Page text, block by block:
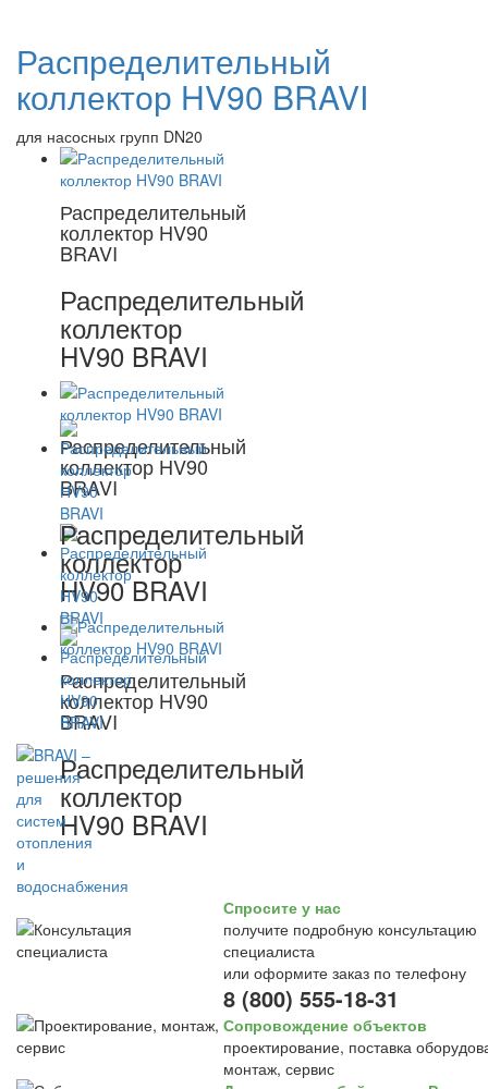
Распределительный
коллектор HV90 BRAVI
для насосных групп DN20
Распределительный
коллектор HV90
BRAVI
Распределительный
коллектор
HV90 BRAVI
Распределительный
коллектор HV90
BRAVI
Распределительный
коллектор
HV90 BRAVI
Распределительный
коллектор HV90
BRAVI
Распределительный
коллектор
HV90 BRAVI
Спросите у нас
получите подробную консультацию
специалиста
или оформите заказ по телефону
8 (800) 555-18-31
Сопровождение объектов
проектирование, поставка
монтаж, сервис